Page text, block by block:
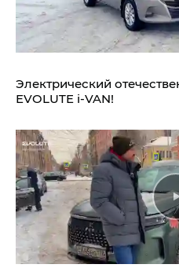
Электрический
EVOLUTE i‑VAN!